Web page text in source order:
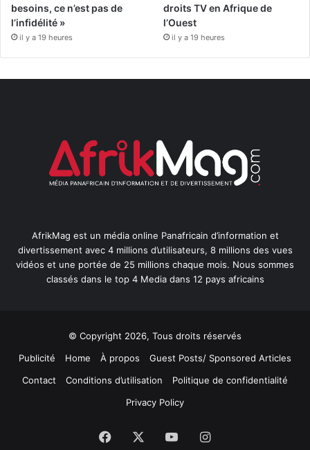
besoins, ce n’est pas de
l’infidélité »
il y a 19 heures
droits TV en Afrique de
l’Ouest
il y a 19 heures
AfrikMag est un média online Panafricain d’information et
divertissement avec 4 millions d’utilisateurs, 8 millions des vues
vidéos et une portée de 25 millions chaque mois. Nous sommes
classés dans le top 4 Media dans 12 pays africains
© Copyright 2026, Tous droits réservés
Publicité
Home À propos
Guest Posts/ Sponsored Articles
Contact
Conditions d’utilisation
Politique de confidentialité
Privacy Policy
Facebook YouTubeInstagram